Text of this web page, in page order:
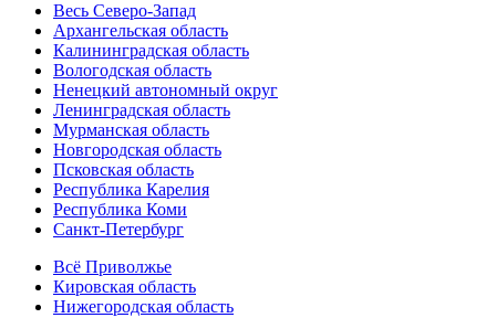
Весь Северо-Запад
Архангельская область
Калининградская область
Вологодская область
Ненецкий автономный округ
Ленинградская область
Мурманская область
Новгородская область
Псковская область
Республика Карелия
Республика Коми
Санкт-Петербург
Всё Приволжье
Кировская область
Нижегородская область